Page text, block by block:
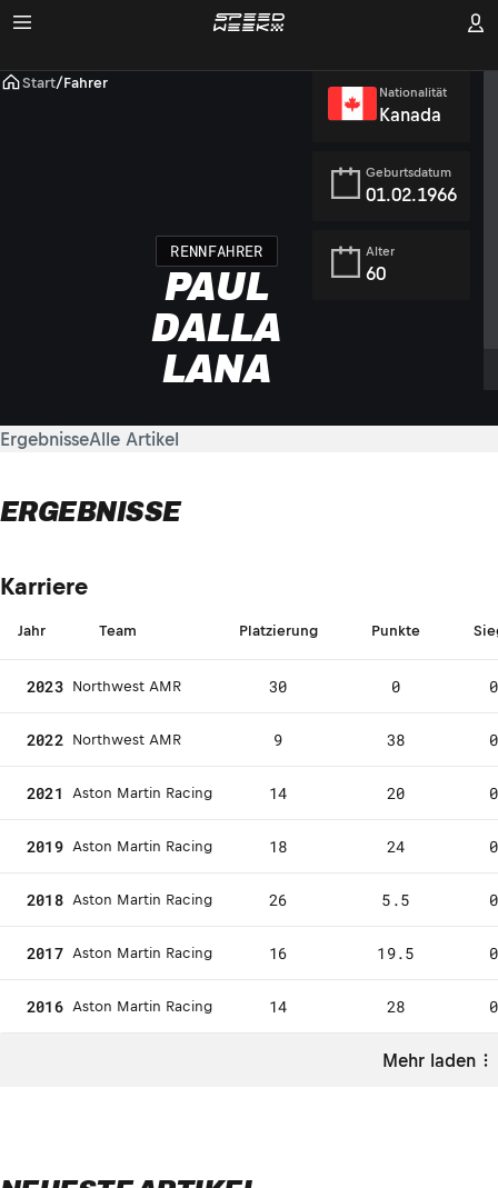
Start/Fahrer
RENNFAHRER
PAUL
DALLA
LANA
Nationalität
Kanada
Geburtsdatum
01.02.1966
Alter
60
ErgebnisseAlle Artikel
ERGEBNISSE
Karriere
Jahr Team Platzierung Punkte
2023 Northwest AMR 30 0 0
2022 Northwest AMR 9 38 0
2021 Aston Martin Racing 14 20 0
2019 Aston Martin Racing 18 24 0
2018 Aston Martin Racing 26 5.5 0
2017 Aston Martin Racing 16 19.5 0
2016 Aston Martin Racing 14 28 0
Mehr laden